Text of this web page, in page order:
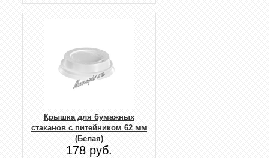
Крышка для бумажных
стаканов с питейником 62 мм
(Белая)
178 руб.